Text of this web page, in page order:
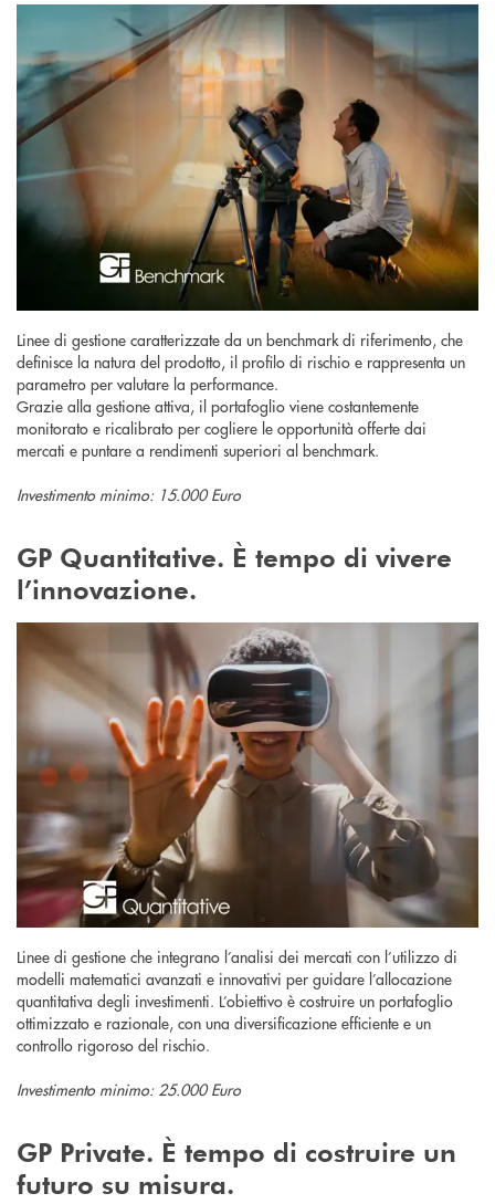
Linee di gestione caratterizzate da un benchmark di riferimento, che
definisce la natura del prodotto, il profilo di rischio e rappresenta un
parametro per valutare la performance.
Grazie alla gestione attiva, il portafoglio viene costantemente
monitorato e ricalibrato per cogliere le opportunità offerte dai
mercati e puntare a rendimenti superiori al benchmark.
Investimento minimo: 15.000 Euro
GP Quantitative. È tempo di vivere
l’innovazione.
Linee di gestione che integrano l’analisi dei mercati con l’utilizzo di
modelli matematici avanzati e innovativi per guidare l’allocazione
quantitativa degli investimenti. L’obiettivo è costruire un portafoglio
ottimizzato e razionale, con una diversificazione efficiente e un
controllo rigoroso del rischio.
Investimento minimo: 25.000 Euro
GP Private. È tempo di costruire un
futuro su misura.